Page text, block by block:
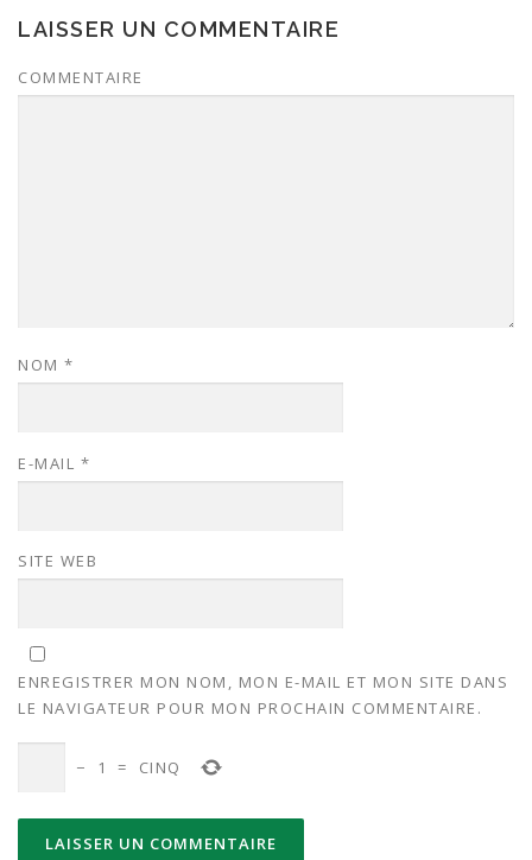
LAISSER UN COMMENTAIRE
COMMENTAIRE
NOM *
E-MAIL *
SITE WEB
ENREGISTRER MON NOM, MON E-MAIL ET MON SITE DANS
LE NAVIGATEUR POUR MON PROCHAIN COMMENTAIRE.
− 1 = CINQ